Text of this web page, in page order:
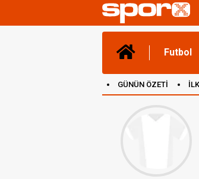
Futbol
GÜNÜN ÖZETİ